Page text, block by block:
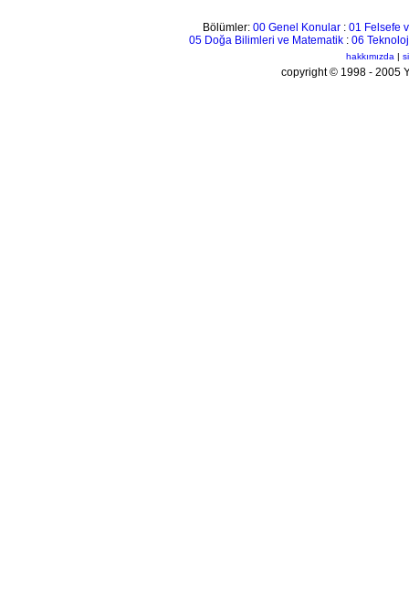
Bölümler: 00 Genel Konular: 01 Felsefe
05 Doğa Bilimleri ve Matematik : 06
hakkımızda |
copyright © 1998 - 2005